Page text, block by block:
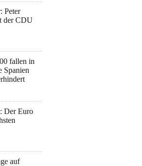
Peter
der CDU
fallen in
Spanien
Der Euro
auf